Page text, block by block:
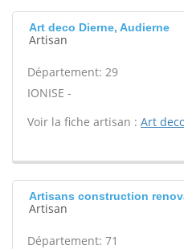
Art deco Dierne, Audierne
Artisan
Département: 29
IONISE -
Voir la fiche artisan : Art
Artisans construction
Artisan
Département: 71